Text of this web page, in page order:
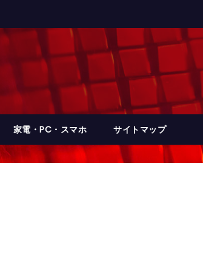
家電・PC・スマホ サイトマップ